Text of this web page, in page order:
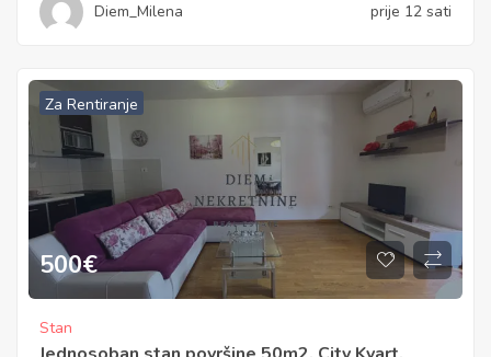
Diem_Milena prije 12 sati
Za Rentiranje
500€
Stan